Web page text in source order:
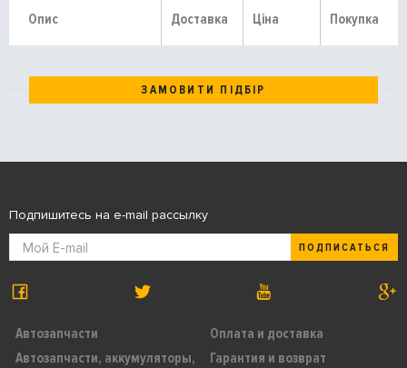
Опис Доставка Ціна Покупка
ЗАМОВИТИ ПІДБІР
Автозапчасти
Автозапчасти, аккумуляторы,
Оплата и доставка
Гарантия и возврат
Подпишитесь на e-mail рассылку
ПОДПИСАТЬСЯ